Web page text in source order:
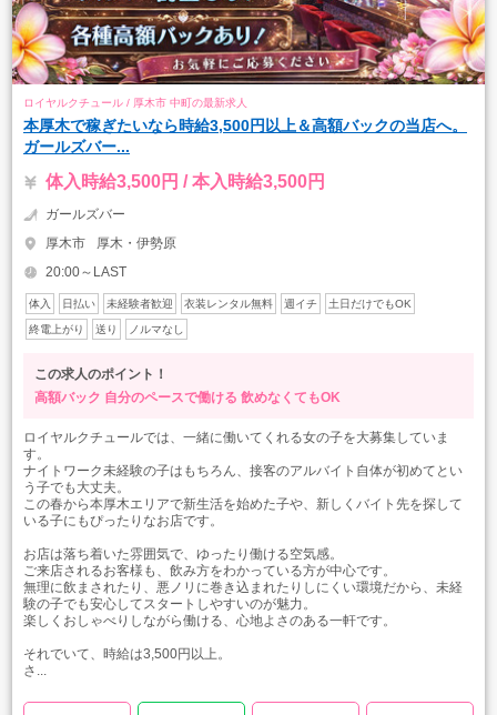
ロイヤルクチュール / 厚木市 中町の最新求人
本厚木で稼ぎたいなら時給3,500円以上＆高額バックの当店へ。
ガールズバー...
体入時給3,500円 / 本入時給3,500円
ガールズバー
厚木市
厚木・伊勢原
20:00～LAST
体入 日払い 未経験者歓迎 衣装レンタル無料 週イチ 土日だけでもOK
終電上がり 送り ノルマなし
この求人のポイント！
高額バック 自分のペースで働ける 飲めなくてもOK
ロイヤルクチュールでは、一緒に働いてくれる女の子を大募集していま
す。
ナイトワーク未経験の子はもちろん、接客のアルバイト自体が初めてとい
う子でも大丈夫。
この春から本厚木エリアで新生活を始めた子や、新しくバイト先を探して
いる子にもぴったりなお店です。
お店は落ち着いた雰囲気で、ゆったり働ける空気感。
ご来店されるお客様も、飲み方をわかっている方が中心です。
無理に飲まされたり、悪ノリに巻き込まれたりしにくい環境だから、未経
験の子でも安心してスタートしやすいのが魅力。
楽しくおしゃべりしながら働ける、心地よさのある一軒です。
それでいて、時給は3,500円以上。
さ...